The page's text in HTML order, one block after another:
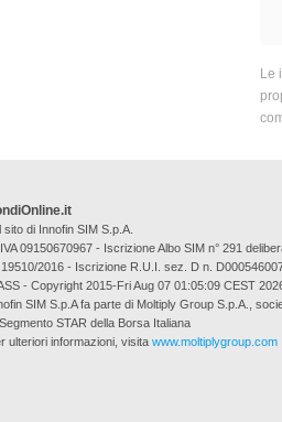
Le
sito di Innofin SIM S.p.A.
IVA 09150670967 - Iscrizione Albo SIM n° 291
19510/2016 - Iscrizione R.U.I. sez. D n.
- Copyright 2015-Fri Aug 07 01:05:09 CEST
SIM S.p.A fa parte di Moltiply Group S.p.A.,
STAR della Borsa Italiana
ulteriori informazioni, visita www.moltiplygroup.com